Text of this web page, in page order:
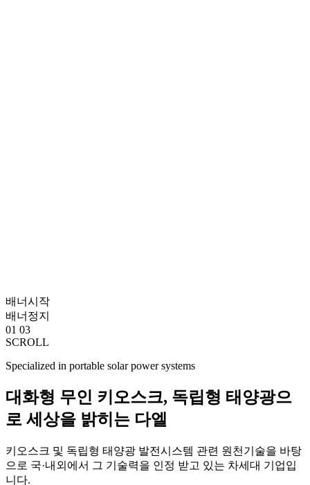
배너시작
배너정지
01 03
SCROLL
Specialized in portable solar power systems
대화형 무인 키오스크, 독립형 태양광으
로 세상을 밝히는 다엘
키오스크 및 독립형 태양광 발전시스템 관련 원천기술을 바탕
으로 국·내외에서 그 기술력을 인정 받고 있는 차세대 기업입
니다.